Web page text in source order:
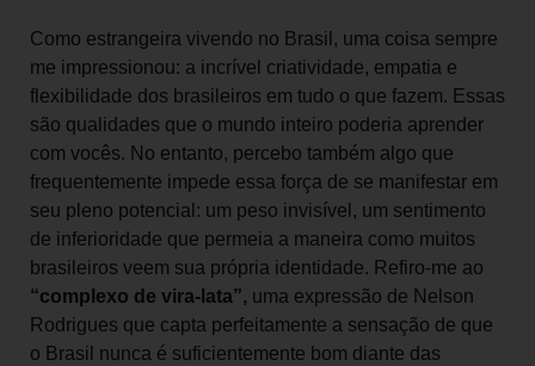
Como estrangeira vivendo no Brasil, uma coisa sempre
me impressionou: a incrível criatividade, empatia e
flexibilidade dos brasileiros em tudo o que fazem. Essas
são qualidades que o mundo inteiro poderia aprender
com vocês. No entanto, percebo também algo que
frequentemente impede essa força de se manifestar em
seu pleno potencial: um peso invisível, um sentimento
de inferioridade que permeia a maneira como muitos
brasileiros veem sua própria identidade. Refiro-me ao
“complexo de vira-lata”, uma expressão de Nelson
Rodrigues que capta perfeitamente a sensação de que
o Brasil nunca é suficientemente bom diante das